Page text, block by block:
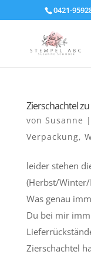
0421-
Zierschachtel
von Susanne |
Verpackung,
leider stehen
(Herbst/Winter/
Was genau
Du bei mir
Zierschachtel